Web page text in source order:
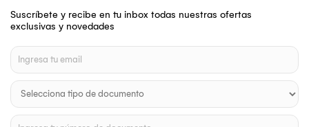
Suscríbete y recibe en tu inbox todas nuestras ofertas
exclusivas y novedades